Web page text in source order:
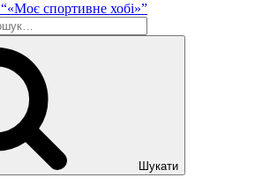
“«Моє спортивне хобі»”
Шукати